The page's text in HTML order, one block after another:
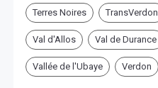
Terres Noires TransVerdon
Val d'Allos Val de Durance
Vallée de l'Ubaye Verdon